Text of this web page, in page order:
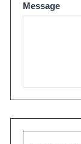
Message